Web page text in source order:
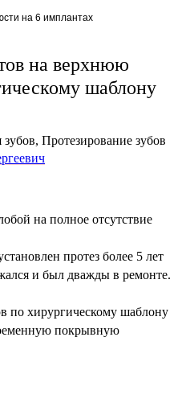
на 6 имплантах
на верхнюю
шаблону
Протезирование зубов
на полное отсутствие
протез более 5 лет
и был дважды в ремонте.
по хирургическому шаблону
покрывную